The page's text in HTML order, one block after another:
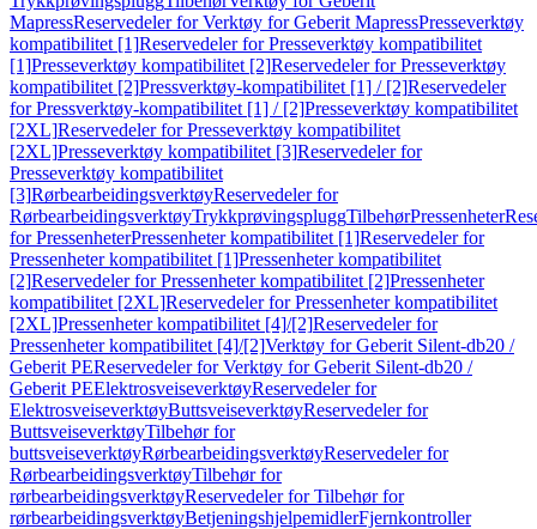
MapressReservedeler for Verktøy for Geberit MapressPresseverktøy
kompatibilitet [1]Reservedeler for Presseverktøy kompatibilitet
[1]Presseverktøy kompatibilitet [2]Reservedeler for Presseverktøy
kompatibilitet [2]Pressverktøy-kompatibilitet [1] / [2]Reservedeler
for Pressverktøy-kompatibilitet [1] / [2]Presseverktøy kompatibilitet
[2XL]Reservedeler for Presseverktøy kompatibilitet
[2XL]Presseverktøy kompatibilitet [3]Reservedeler for
Presseverktøy kompatibilitet
[3]RørbearbeidingsverktøyReservedeler for
RørbearbeidingsverktøyTrykkprøvingspluggTilbehørPressenheter
for PressenheterPressenheter kompatibilitet [1]Reservedeler for
Pressenheter kompatibilitet [1]Pressenheter kompatibilitet
[2]Reservedeler for Pressenheter kompatibilitet [2]Pressenheter
kompatibilitet [2XL]Reservedeler for Pressenheter kompatibilitet
[2XL]Pressenheter kompatibilitet [4]/[2]Reservedeler for
Pressenheter kompatibilitet [4]/[2]Verktøy for Geberit Silent-db20 /
Geberit PEReservedeler for Verktøy for Geberit Silent-db20 /
Geberit PEElektrosveiseverktøyReservedeler for
ElektrosveiseverktøyButtsveiseverktøyReservedeler for
ButtsveiseverktøyTilbehør for
buttsveiseverktøyRørbearbeidingsverktøyReservedeler for
RørbearbeidingsverktøyTilbehør for
rørbearbeidingsverktøyReservedeler for Tilbehør for
rørbearbeidingsverktøyBetjeningshjelpemidlerFjernkontroller